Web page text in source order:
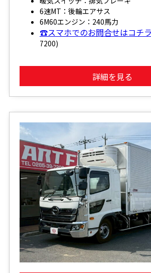
6速MT：後輪エアサス
6M60エンジン：240馬力
☎スマホでのお問合せはコチ
7200)
詳細を見る